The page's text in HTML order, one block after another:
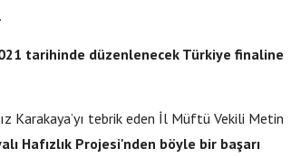
tarihinde düzenlenecek Türkiye finaline
Karakaya’yı tebrik eden İl Müftü Vekili Metin
Hafızlık Projesi'nden böyle bir başarı